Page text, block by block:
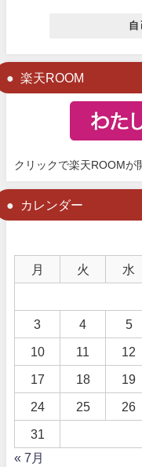
楽天ROOM
クリックで楽天ROOMが
カレンダー
月 火 水
3 4 5
10 11 12
17 18 19
24 25 26
31
« 7月